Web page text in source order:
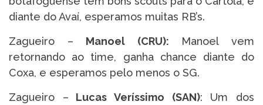
diante do Avaí, esperamos muitas RB’s.
Zagueiro – Manoel (CRU): Manoel vem
retornando ao time, ganha chance diante do
Coxa, e esperamos pelo menos o SG.
Zagueiro – Lucas Veríssimo (SAN): Um dos